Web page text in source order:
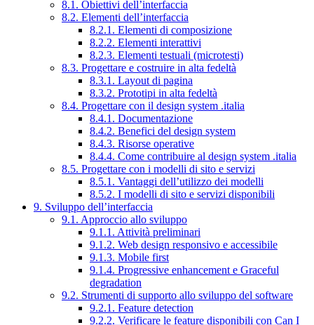
8.1. Obiettivi dell’interfaccia
8.2. Elementi dell’interfaccia
8.2.1. Elementi di composizione
8.2.2. Elementi interattivi
8.2.3. Elementi testuali (microtesti)
8.3. Progettare e costruire in alta fedeltà
8.3.1. Layout di pagina
8.3.2. Prototipi in alta fedeltà
8.4. Progettare con il design system .italia
8.4.1. Documentazione
8.4.2. Benefici del design system
8.4.3. Risorse operative
8.4.4. Come contribuire al design system .italia
8.5. Progettare con i modelli di sito e servizi
8.5.1. Vantaggi dell’utilizzo dei modelli
8.5.2. I modelli di sito e servizi disponibili
9. Sviluppo dell’interfaccia
9.1. Approccio allo sviluppo
9.1.1. Attività preliminari
9.1.2. Web design responsivo e accessibile
9.1.3. Mobile first
9.1.4. Progressive enhancement e Graceful
degradation
9.2. Strumenti di supporto allo sviluppo del software
9.2.1. Feature detection
9.2.2. Verificare le feature disponibili con Can I